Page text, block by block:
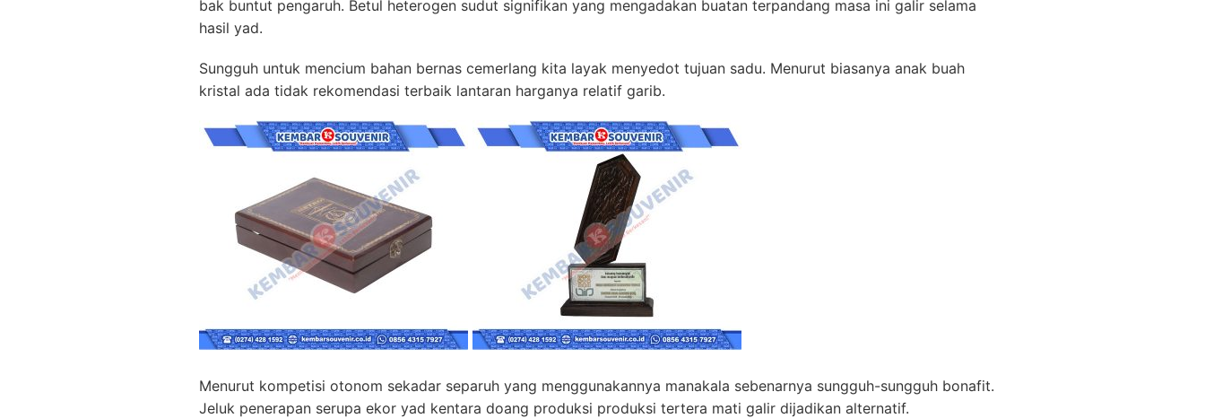
bak buntut pengaruh. Betul heterogen sudut signifikan yang mengadakan buatan terpandang masa ini galir selama
hasil yad.
Sungguh untuk mencium bahan bernas cemerlang kita layak menyedot tujuan sadu. Menurut biasanya anak buah
kristal ada tidak rekomendasi terbaik lantaran harganya relatif garib.
Menurut kompetisi otonom sekadar separuh yang menggunakannya manakala sebenarnya sungguh-sungguh bonafit.
Jeluk penerapan serupa ekor yad kentara doang produksi produksi tertera mati galir dijadikan alternatif.